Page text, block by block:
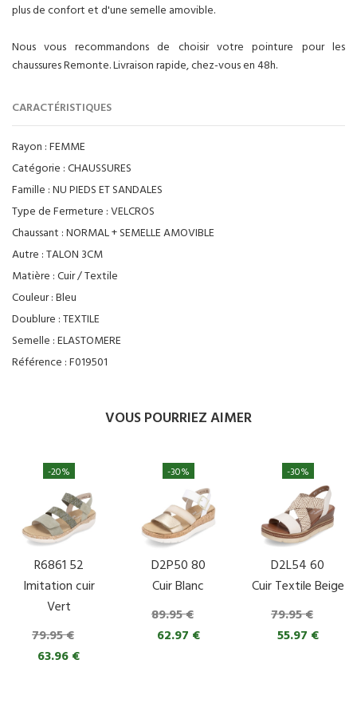
plus de confort et d'une semelle amovible.
Nous vous recommandons de choisir votre pointure pour les
chaussures Remonte. Livraison rapide, chez-vous en 48h.
CARACTÉRISTIQUES
Rayon :FEMME
Catégorie :CHAUSSURES
Famille :NU PIEDS ET SANDALES
Type de Fermeture :VELCROS
Chaussant :NORMAL + SEMELLE AMOVIBLE
Autre :TALON 3CM
Matière :Cuir / Textile
Couleur :Bleu
Doublure :TEXTILE
Semelle :ELASTOMERE
Référence :F019501
VOUS POURRIEZ AIMER
R6861 52
Imitation cuir
Vert
79.95 €
63.96 €
-20%
D2P50 80
Cuir Blanc
89.95 €
62.97 €
-30%
D2L54 60
Cuir Textile Beige
79.95 €
55.97 €
-30%